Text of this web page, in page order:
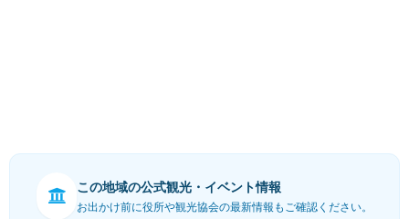
この地域の公式観光・イベント情報
お出かけ前に役所や観光協会の最新情報もご確認ください。